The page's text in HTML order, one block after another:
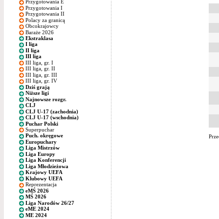
Przygotowania E
Przygotowania I
Przygotowania II
Polacy za granicą
Obcokrajowcy
Baraże 2026
Ekstraklasa
I liga
II liga
III liga
III liga, gr. I
III liga, gr. II
III liga, gr. III
III liga, gr. IV
Dziś grają
Niższe ligi
Najnowsze rozgr.
CLJ
CLJ U-17 (zachodnia)
CLJ U-17 (wschodnia)
Puchar Polski
Superpuchar
Puch. okręgowe
Europuchary
Liga Mistrzów
Liga Europy
Liga Konferencji
Liga Młodzieżowa
Krajowy UEFA
Klubowy UEFA
Reprezentacja
eMŚ 2026
MŚ 2026
Liga Narodów 26/27
eME 2024
ME 2024